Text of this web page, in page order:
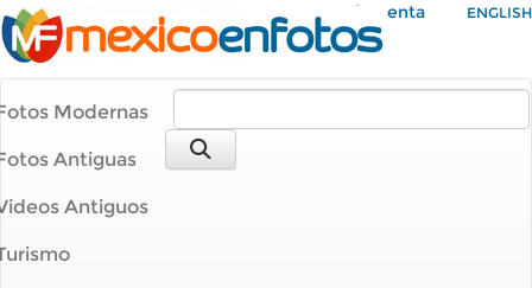
Mi Cuenta ENGLISH
Modernas
Antiguas
Antiguos